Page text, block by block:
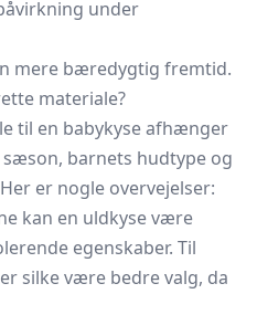
under
mere bæredygtig fremtid.
materiale?
til en babykyse afhænger
barnets hudtype og
er nogle overvejelser:
kan en uldkyse være
egenskaber. Til
silke være bedre valg, da